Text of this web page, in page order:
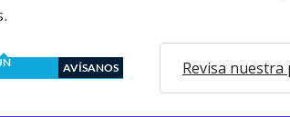
AVÍSANOS Revisa nuestra